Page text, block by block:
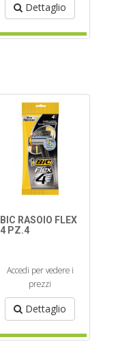
Dettaglio
BIC RASOIO FLEX
4 PZ.4
Accedi per vedere i
prezzi
Dettaglio